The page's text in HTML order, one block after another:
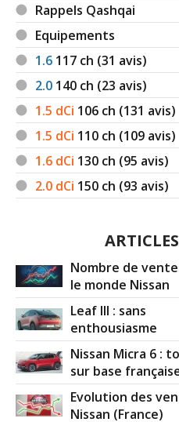
Rappels Qashqai
Equipements
1.6 117 ch (31 avis)
2.0 140 ch (23 avis)
1.5 dCi 106 ch (131 avis)
1.5 dCi 110 ch (109 avis)
1.6 dCi 130 ch (95 avis)
2.0 dCi 150 ch (93 avis)
Nombre de
le monde Nissan
Leaf III : sans
enthousiasme
Nissan Micra 6 :
sur base
Evolution des
Nissan (France)